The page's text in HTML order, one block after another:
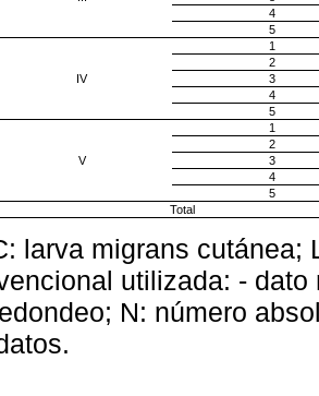
4
5
IV
1
2
3
4
5
V
1
2
3
4
5
Total
larva migrans cutánea;
utilizada: -
N: número